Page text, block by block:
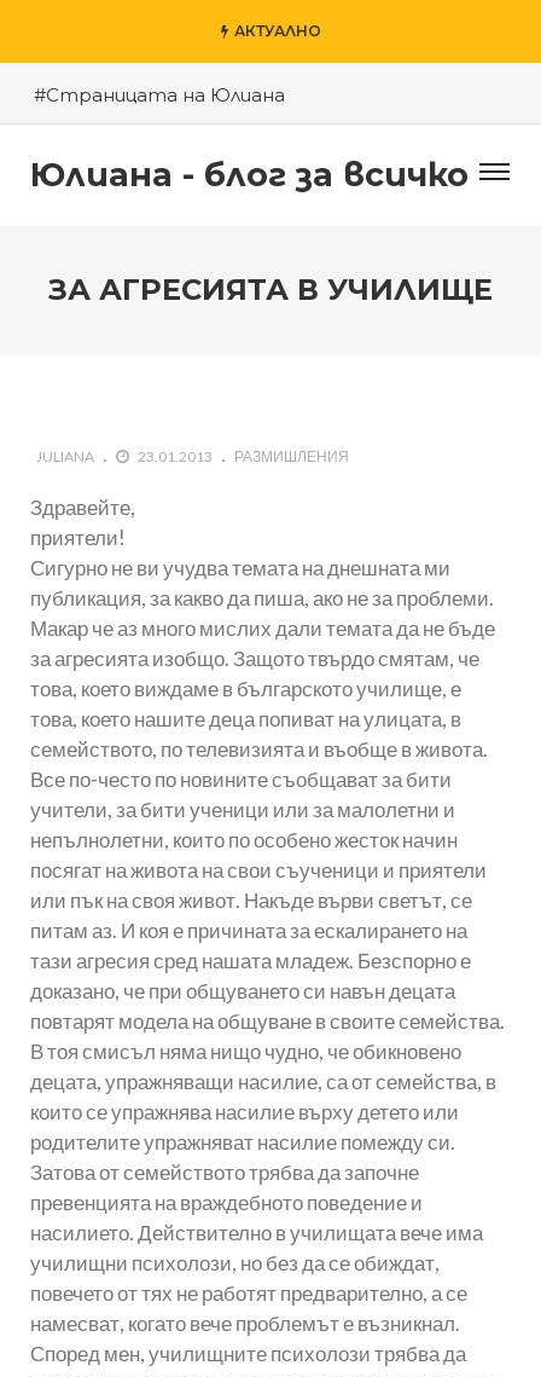
АКТУАЛНО
#Страницата на Юлиана
#Късното шоу на Денис и приятели
#За гроба на Левски
Юлиана - блог за всичко
ЗА АГРЕСИЯТА В УЧИЛИЩЕ
JULIANA 23.01.2013 РАЗМИШЛЕНИЯ
Здравейте,
приятели!
Сигурно не ви учудва темата на днешната ми
публикация, за какво да пиша, ако не за проблеми.
Макар че аз много мислих дали темата да не бъде
за агресията изобщо. Защото твърдо смятам, че
това, което виждаме в българското училище, е
това, което нашите деца попиват на улицата, в
семейството, по телевизията и въобще в живота.
Все по-често по новините съобщават за бити
учители, за бити ученици или за малолетни и
непълнолетни, които по особено жесток начин
посягат на живота на свои съученици и приятели
или пък на своя живот. Накъде върви светът, се
питам аз. И коя е причината за ескалирането на
тази агресия сред нашата младеж. Безспорно е
доказано, че при общуването си навън децата
повтарят модела на общуване в своите семейства.
В тоя смисъл няма нищо чудно, че обикновено
децата, упражняващи насилие, са от семейства, в
които се упражнява насилие върху детето или
родителите упражняват насилие помежду си.
Затова от семейството трябва да започне
превенцията на враждебното поведение и
насилието. Действително в училищата вече има
училищни психолози, но без да се обиждат,
повечето от тях не работят предварително, а се
намесват, когато вече проблемът е възникнал.
Според мен, училищните психолози трябва да